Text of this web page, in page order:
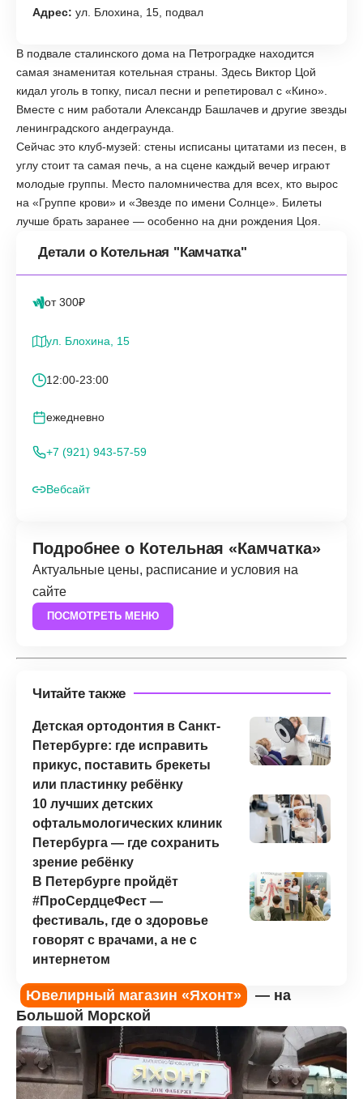
Адрес: ул. Блохина, 15, подвал
В подвале сталинского дома на Петроградке находится
самая знаменитая котельная страны. Здесь Виктор Цой
кидал уголь в топку, писал песни и репетировал с «Кино».
Вместе с ним работали Александр Башлачев и другие звезды
ленинградского андеграунда.
Сейчас это клуб-музей: стены исписаны цитатами из песен, в
углу стоит та самая печь, а на сцене каждый вечер играют
молодые группы. Место паломничества для всех, кто вырос
на «Группе крови» и «Звезде по имени Солнце». Билеты
лучше брать заранее — особенно на дни рождения Цоя.
Детали о Котельная "Камчатка"
от 300₽
ул. Блохина, 15
12:00-23:00
ежедневно
+7 (921) 943-57-59
Вебсайт
Подробнее о Котельная «Камчатка»
Актуальные цены, расписание и условия на
сайте
ПОСМОТРЕТЬ МЕНЮ
Читайте также
Детская ортодонтия в Санкт-
Петербурге: где исправить
прикус, поставить брекеты
или пластинку ребёнку
10 лучших детских
офтальмологических клиник
Петербурга — где сохранить
зрение ребёнку
В Петербурге пройдёт
#ПроСердцеФест —
фестиваль, где о здоровье
говорят с врачами, а не с
интернетом
Ювелирный магазин «Яхонт»
— на
Большой Морской